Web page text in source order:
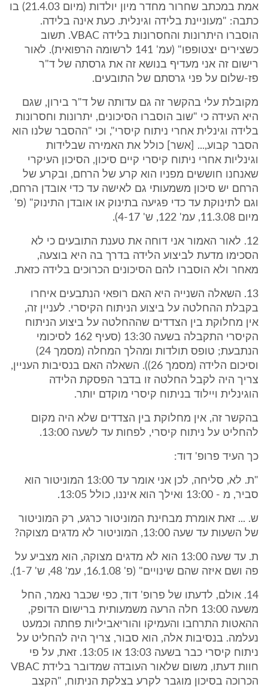
אמת במכתב שחרור מחדר מיון יולדות (מיום 21.4.03) בו
כתבה: "מעוניינת בלידה וגינלית. כעת אינה בלידה.
הוסברו היתרונות והחסרונות בלידה VBAC. תשוב
כשצירים יצטופפו" (עמ' 141 לרשומה הרפואית). לאור
רישום זה אני מעדיף בנושא זה את גרסתה של ד"ר
פז-שלום על פני גרסתם של התובעים.
מקובלת עלי בהקשר זה גם עדותה של ד"ר בירון, שגם
היא העידה כי "שוב הוסברו הסיכונים, יתרונות וחסרונות
בלידה וגינלית אחרי ניתוח קיסרי", וכי "ההסבר שלנו הוא
הסבר קבוע,... [אשר] כולל את האמירה שבלידות
וגינליות אחרי ניתוח קיסרי קיים סיכון, הסיכון העיקרי
שאנחנו חוששים מפניו הוא קרע של הרחם, ובקרע של
הרחם יש סיכון משמעותי גם לאישה עד כדי אובדן הרחם,
וגם לתינוקת עד כדי פגיעה בתינוק או אובדן התינוק" (פ'
מיום 11.3.08, עמ' 122, ש' 4-17).
12. לאור האמור אני דוחה את טענת התובעים כי לא
הסכימו מדעת לביצוע הלידה בדרך בה היא בוצעה,
מאחר ולא הוסברו להם הסיכונים הכרוכים בלידה כזאת.
13. השאלה השנייה היא האם רופאי הנתבעים איחרו
בקבלת ההחלטה על ביצוע הניתוח הקיסרי. לעניין זה,
אין מחלוקת בין הצדדים שההחלטה על ביצוע הניתוח
הקיסרי התקבלה בשעה 13:30 (סעיף 162 לסיכומי
הנתבעת; טופס תולדות ומהלך המחלה (מסמך 24)
וסיכום הלידה (מסמך 26)). השאלה האם בנסיבות העניין,
צריך היה לקבל החלטה זו בדבר הפסקת הלידה
הוגינלית ויילוד בניתוח קיסרי מוקדם יותר.
בהקשר זה, אין מחלוקת בין הצדדים שלא היה מקום
להחליט על ניתוח קיסרי, לפחות עד לשעה 13:00.
כך העיד פרופ' דוד:
"ת. לא, סליחה, לכן אני אומר עד 13:00 המוניטור הוא
סביר, מ - 13:00 ואילך הוא איננו, כולל 13:05.
ש. ... זאת אומרת מבחינת המוניטור כרגע, רק המוניטור
של השעות עד שעה 13:00, המוניטור לא מדגים מצוקה?
ת. עד שעה 13:00 הוא לא מדגים מצוקה, הוא מצביע על
פה ושם איזה שהם שינויים" (פ' 16.1.08, עמ' 48, ש' 1-7).
14. אולם, לדעתו של פרופ' דוד, כפי שכבר נאמר, החל
משעה 13:00 חלה הרעה משמעותית ברישום הדופק,
ההאטות התרחבו והעמיקו והוריאביליות פחתה וכמעט
נעלמה. בנסיבות אלה, הוא סבור, צריך היה להחליט על
ניתוח קיסרי כבר בשעה 13:03 או 13:05. זאת, על פי
חוות דעתו, משום שלאור העובדה שמדובר בלידת VBAC
הכרוכה בסיכון מוגבר לקרע בצלקת הניתוח, "הקצב